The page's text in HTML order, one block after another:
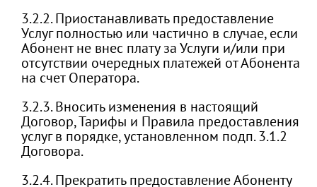
3.2.2. Приостанавливать предоставление
Услуг полностью или частично в случае, если
Абонент не внес плату за Услуги и/или при
отсутствии очередных платежей от Абонента
на счет Оператора.
3.2.3. Вносить изменения в настоящий
Договор, Тарифы и Правила предоставления
услуг в порядке, установленном подп. 3.1.2
Договора.
3.2.4. Прекратить предоставление Абоненту